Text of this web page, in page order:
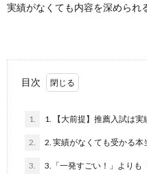
実績がなくても内容を深められ
目次
1. 1. 【大前提】推薦入試は実
2. 2. 実績がなくても受かる本
3. 3.「一発すごい！」よりも